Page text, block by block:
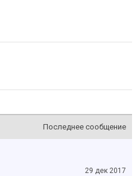
Последнее сообщение
29 дек 2017